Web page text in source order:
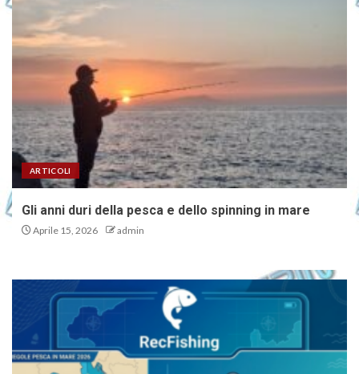
ARTICOLI
Gli anni duri della pesca e dello spinning in mare
Aprile 15, 2026 admin